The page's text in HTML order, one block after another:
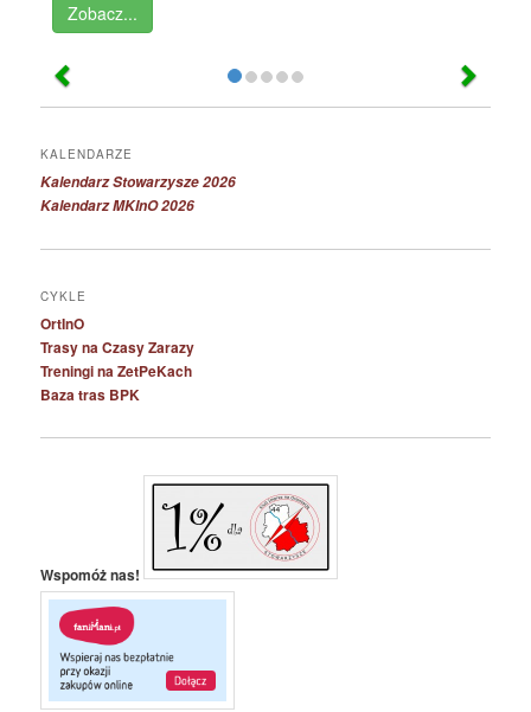
Zobacz...
KALENDARZE
Kalendarz Stowarzysze 2026
Kalendarz MKInO 2026
CYKLE
OrtInO
Trasy na Czasy Zarazy
Treningi na ZetPeKach
Baza tras BPK
Wspomóż nas!